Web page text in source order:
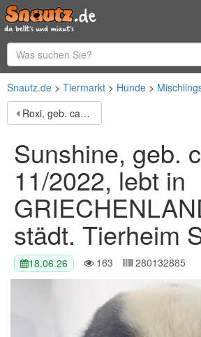
Snautz.de Tiermarkt Hunde
Roxi, geb. ca. 11/2022, lebt in GRIECHENLAND, im städt. Tierheim Serres
Sunshine, geb.
11/2022, lebt in
städt. Tierheim
18.06.26 163 280132885